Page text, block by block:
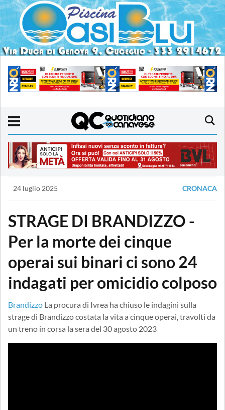
24 luglio 2025 CRONACA
STRAGE DI BRANDIZZO -
Per la morte dei cinque
operai sui binari ci sono 24
indagati per omicidio colposo
Brandizzo La procura di Ivrea ha chiuso le indagini sulla
strage di Brandizzo costata la vita a cinque operai, travolti da
un treno in corsa la sera del 30 agosto 2023